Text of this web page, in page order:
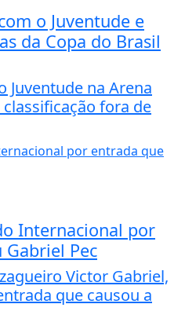
o Juventude e
da Copa do Brasil
Juventude na Arena
classificação fora de
Internacional por
Pec
Victor Gabriel,
que causou a